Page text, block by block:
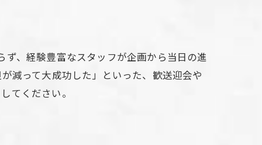
、経験豊富なスタッフが企画から当日の進
減って大成功した」といった、歓送迎会や
てください。